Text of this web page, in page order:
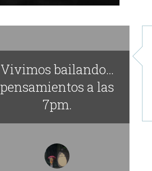
Vivimos bailando…
pensamientos a las
7pm.